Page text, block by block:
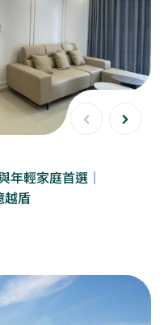
輕家庭首選｜
越盾